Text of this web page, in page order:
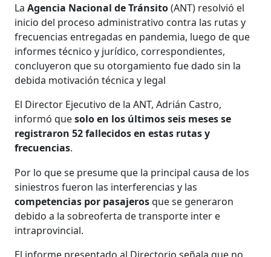
La Agencia Nacional de Tránsito(ANT) resolvió el
inicio del proceso administrativo contra las rutas y
frecuencias entregadas en pandemia, luego de que
informes técnico y jurídico, correspondientes,
concluyeron que su otorgamiento fue dado sin la
debida motivación técnica y legal
El Director Ejecutivo de la ANT, Adrián Castro,
informó quesolo en los últimos seis meses se
registraron 52 fallecidos en estas rutas y
frecuencias.
Por lo que se presume que la principal causa de los
siniestros fueron las interferencias y las
competencias por pasajerosque se generaron
debido a la sobreoferta de transporte inter e
intraprovincial.